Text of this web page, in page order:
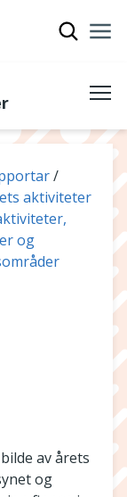
aktiviteter
og
av årets
og